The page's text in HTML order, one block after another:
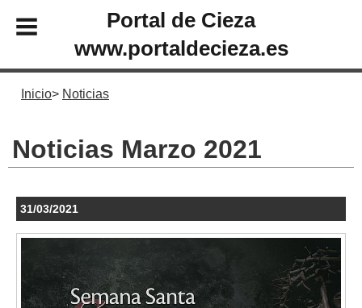
Portal de Cieza
www.portaldecieza.es
Inicio Noticias
Noticias Marzo 2021
31/03/2021